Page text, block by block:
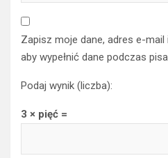
Zapisz moje dane, adres e-
aby wypełnić dane podczas
Podaj wynik (liczba):
3 × pięć =